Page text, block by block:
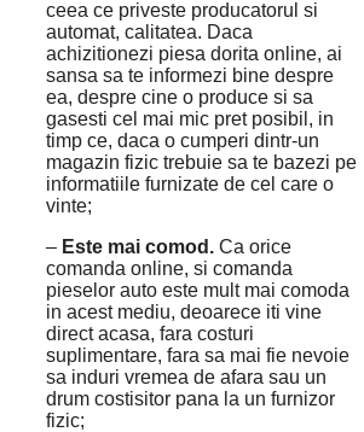
ceea ce priveste producatorul si
automat, calitatea. Daca
achizitionezi piesa dorita online, ai
sansa sa te informezi bine despre
ea, despre cine o produce si sa
gasesti cel mai mic pret posibil, in
timp ce, daca o cumperi dintr-un
magazin fizic trebuie sa te bazezi pe
informatiile furnizate de cel care o
vinte;
– Este mai comod. Ca orice
comanda online, si comanda
pieselor auto este mult mai comoda
in acest mediu, deoarece iti vine
direct acasa, fara costuri
suplimentare, fara sa mai fie nevoie
sa induri vremea de afara sau un
drum costisitor pana la un furnizor
fizic;